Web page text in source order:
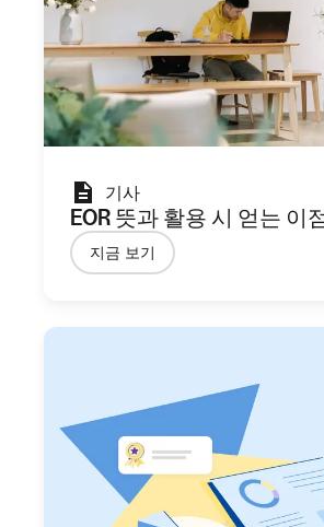
기사
EOR 뜻과 활용 시 얻는 이
지금 보기